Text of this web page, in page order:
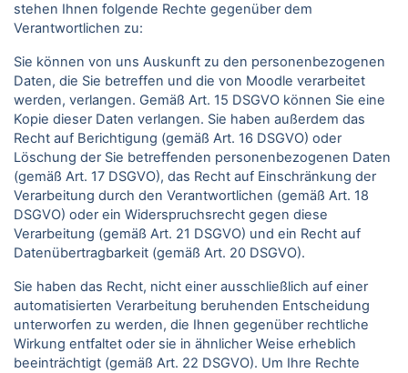
stehen Ihnen folgende Rechte gegenüber dem
Verantwortlichen zu:
Sie können von uns Auskunft zu den personenbezogenen
Daten, die Sie betreffen und die von Moodle verarbeitet
werden, verlangen. Gemäß Art. 15 DSGVO können Sie eine
Kopie dieser Daten verlangen. Sie haben außerdem das
Recht auf Berichtigung (gemäß Art. 16 DSGVO) oder
Löschung der Sie betreffenden personenbezogenen Daten
(gemäß Art. 17 DSGVO), das Recht auf Einschränkung der
Verarbeitung durch den Verantwortlichen (gemäß Art. 18
DSGVO) oder ein Widerspruchsrecht gegen diese
Verarbeitung (gemäß Art. 21 DSGVO) und ein Recht auf
Datenübertragbarkeit (gemäß Art. 20 DSGVO).
Sie haben das Recht, nicht einer ausschließlich auf einer
automatisierten Verarbeitung beruhenden Entscheidung
unterworfen zu werden, die Ihnen gegenüber rechtliche
Wirkung entfaltet oder sie in ähnlicher Weise erheblich
beeinträchtigt (gemäß Art. 22 DSGVO). Um Ihre Rechte